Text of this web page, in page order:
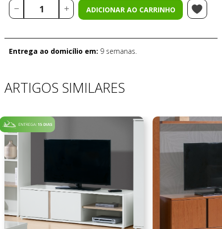
ADICIONAR AO CARRINHO
Entrega ao domicílio em: 9 semanas.
ARTIGOS SIMILARES